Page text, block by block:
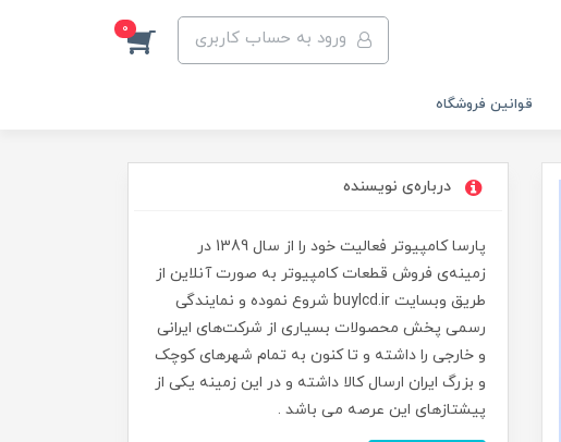
ورود به حساب کاربری 0
قوانین فروشگاه
درباره‌ی نویسنده
پارسا کامپیوتر فعالیت خود را از سال 1389 در
زمینه‌ی فروش قطعات کامپیوتر به صورت آنلاین از
طریق وبسایت buylcd.ir شروع نموده و نمایندگی
رسمی پخش محصولات بسیاری از شرکت‌های ایرانی
و خارجی را داشته و تا کنون به تمام شهرهای کوچک
و بزرگ ایران ارسال کالا داشته و در این زمینه یکی از
پیشتازهای این عرصه می باشد .